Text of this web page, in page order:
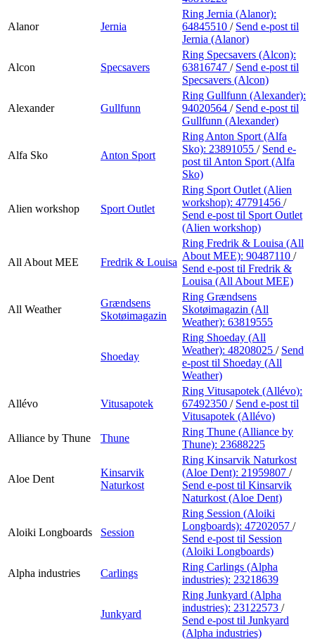
Alanor Jernia
Ring Jernia (Alanor):
64845510 / Send e-post til
Jernia (Alanor)
Alcon Specsavers
Ring Specsavers (Alcon):
63816747 / Send e-post til
Specsavers (Alcon)
Alexander Gullfunn
Ring Gullfunn (Alexander):
94020564 / Send e-post til
Gullfunn (Alexander)
Alfa Sko Anton Sport
Ring Anton Sport (Alfa
Sko): 23891055 / Send e-
post til Anton Sport (Alfa
Sko)
Alien workshop Sport Outlet
Ring Sport Outlet (Alien
workshop): 47791456 /
Send e-post til Sport Outlet
(Alien workshop)
All About MEE Fredrik & Louisa
Ring Fredrik & Louisa (All
About MEE): 90487110 /
Send e-post til Fredrik &
Louisa (All About MEE)
All Weather
Grændsens
Skotøimagazin
Ring Grændsens
Skotøimagazin (All
Weather): 63819555
Shoeday
Ring Shoeday (All
Weather): 48208025 / Send
e-post til Shoeday (All
Weather)
Allévo Vitusapotek
Ring Vitusapotek (Allévo):
67492350 / Send e-post til
Vitusapotek (Allévo)
Alliance by Thune
Thune
Ring Thune (Alliance by
Thune): 23688225
Aloe Dent
Kinsarvik
Naturkost
Ring Kinsarvik Naturkost
(Aloe Dent): 21959807 /
Send e-post til Kinsarvik
Naturkost (Aloe Dent)
Aloiki Longboards Session
Ring Session (Aloiki
Longboards): 47202057 /
Send e-post til Session
(Aloiki Longboards)
Alpha industries
Carlings
Ring Carlings (Alpha
industries): 23218639
Junkyard
Ring Junkyard (Alpha
industries): 23122573 /
Send e-post til Junkyard
(Alpha industries)